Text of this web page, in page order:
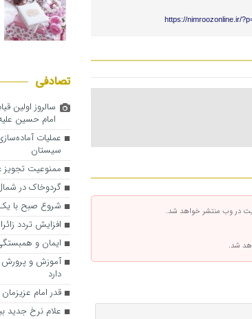
https://nimroozonline.ir/
در وب منتشر خواهد شد.
شد.
تصادفی
سالروز اولین
امام حسین
عملیات
سیستان
ممنوعیت تجویز
گردوخاک در
شروع صبح با
افزایش تردد
ایمان و
آموزش‌ و پرورش
دارد
قدر امام عزیزمان
علام نرخ جدید